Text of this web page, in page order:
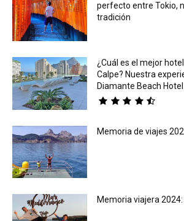
perfecto entre Tokio,
tradición
¿Cuál es el mejor
Calpe? Nuestra
Diamante Beach
Memoria de viajes
Memoria viajera